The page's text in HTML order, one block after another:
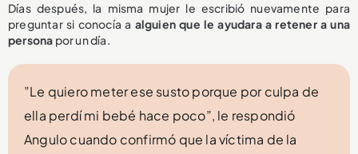
Días después, la misma mujer le escribió nuevamente para
preguntar si conocía a alguien que le ayudara a retener a una
persona por un día.
”Le quiero meter ese susto porque por culpa de
ella perdí mi bebé hace poco”, le respondió
Angulo cuando confirmó que la víctima de la